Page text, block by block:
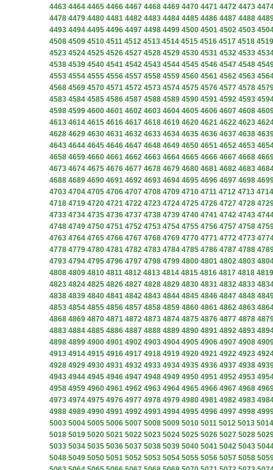
4463 4464 4465 4466 4467 4468 4469 4470 4471 4472 4473
4478 4479 4480 4481 4482 4483 4484 4485 4486 4487 4488
4493 4494 4495 4496 4497 4498 4499 4500 4501 4502 4503
4508 4509 4510 4511 4512 4513 4514 4515 4516 4517 4518 4519
4523 4524 4525 4526 4527 4528 4529 4530 4531 4532 4533
4538 4539 4540 4541 4542 4543 4544 4545 4546 4547 4548
4553 4554 4555 4556 4557 4558 4559 4560 4561 4562 4563
4568 4569 4570 4571 4572 4573 4574 4575 4576 4577 4578
4583 4584 4585 4586 4587 4588 4589 4590 4591 4592 4593
4598 4599 4600 4601 4602 4603 4604 4605 4606 4607 4608
4613 4614 4615 4616 4617 4618 4619 4620 4621 4622 4623
4628 4629 4630 4631 4632 4633 4634 4635 4636 4637 4638
4643 4644 4645 4646 4647 4648 4649 4650 4651 4652 4653
4658 4659 4660 4661 4662 4663 4664 4665 4666 4667 4668
4673 4674 4675 4676 4677 4678 4679 4680 4681 4682 4683
4688 4689 4690 4691 4692 4693 4694 4695 4696 4697 4698
4703 4704 4705 4706 4707 4708 4709 4710 4711 4712 4713 4714
4718 4719 4720 4721 4722 4723 4724 4725 4726 4727 4728
4733 4734 4735 4736 4737 4738 4739 4740 4741 4742 4743
4748 4749 4750 4751 4752 4753 4754 4755 4756 4757 4758
4763 4764 4765 4766 4767 4768 4769 4770 4771 4772 4773
4778 4779 4780 4781 4782 4783 4784 4785 4786 4787 4788
4793 4794 4795 4796 4797 4798 4799 4800 4801 4802 4803
4808 4809 4810 4811 4812 4813 4814 4815 4816 4817 4818 4819
4823 4824 4825 4826 4827 4828 4829 4830 4831 4832 4833
4838 4839 4840 4841 4842 4843 4844 4845 4846 4847 4848
4853 4854 4855 4856 4857 4858 4859 4860 4861 4862 4863
4868 4869 4870 4871 4872 4873 4874 4875 4876 4877 4878
4883 4884 4885 4886 4887 4888 4889 4890 4891 4892 4893
4898 4899 4900 4901 4902 4903 4904 4905 4906 4907 4908
4913 4914 4915 4916 4917 4918 4919 4920 4921 4922 4923
4928 4929 4930 4931 4932 4933 4934 4935 4936 4937 4938
4943 4944 4945 4946 4947 4948 4949 4950 4951 4952 4953
4958 4959 4960 4961 4962 4963 4964 4965 4966 4967 4968
4973 4974 4975 4976 4977 4978 4979 4980 4981 4982 4983
4988 4989 4990 4991 4992 4993 4994 4995 4996 4997 4998
5003 5004 5005 5006 5007 5008 5009 5010 5011 5012 5013 5014
5018 5019 5020 5021 5022 5023 5024 5025 5026 5027 5028
5033 5034 5035 5036 5037 5038 5039 5040 5041 5042 5043
5048 5049 5050 5051 5052 5053 5054 5055 5056 5057 5058